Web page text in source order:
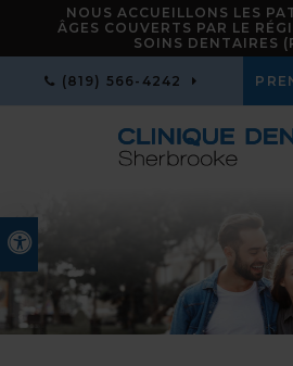
Version accessible
NOUS ACCUEILLONS LES
ÂGES COUVERTS PAR LE
SOINS DENTAIRES
(819) 566-4242